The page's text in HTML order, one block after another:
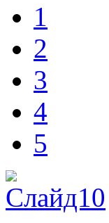
1
2
3
4
5